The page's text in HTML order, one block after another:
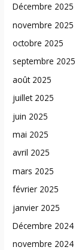
Décembre 2025
novembre 2025
octobre 2025
septembre 2025
août 2025
juillet 2025
juin 2025
mai 2025
avril 2025
mars 2025
février 2025
janvier 2025
Décembre 2024
novembre 2024